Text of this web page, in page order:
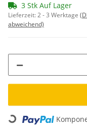
3 Stk Auf Lager
Lieferzeit:2 - 3 Werktage
abweichend)
Loading...